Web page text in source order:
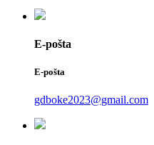
E-pošta
E-pošta
gdboke2023@gmail.com